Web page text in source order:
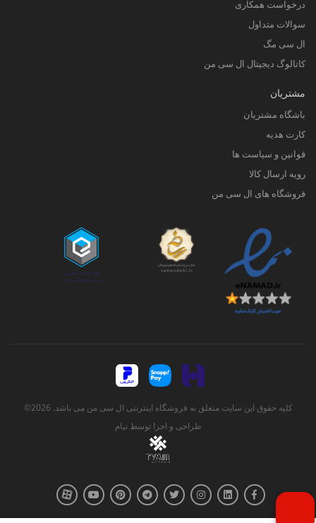
درخواست همکاری
سوالات متداول
ال سی مگ
کاتالوگ دیجیتال ال سی من
مشتریان
باشگاه مشتریان
کارت هدیه
قوانین و سیاست ها
رویه ارسال کالا
فروشگاه های ال سی من
کلیه حقوق این سایت متعلق به فروشگاه اینترنتی ال سی من می باشد. 2026©
طراحی و اجرا توسطتیام